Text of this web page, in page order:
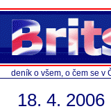
deník o všem, o čem se v
18. 4. 2006